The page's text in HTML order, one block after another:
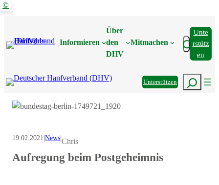
Zum
Informieren
Über
den
DHV
Mitmachen Suchen
Unte
Rstütz
En
UnterstützenSuchen
©
19.02.2021|News|Chris
Aufregung beim Postgeheimnis